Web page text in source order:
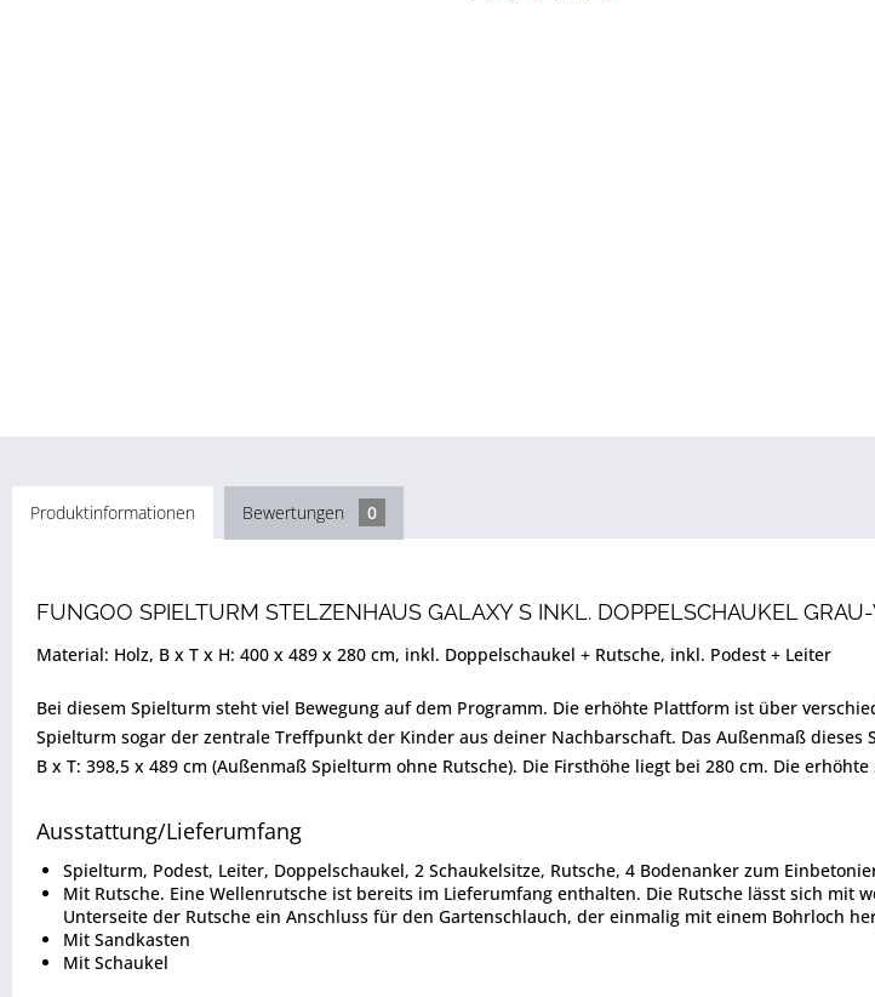
Produktinformationen Bewertungen 0
FUNGOO SPIELTURM STELZENHAUS GALAXY S INKL. DOPPELSCHAUKEL GRAU-
Material: Holz, B x T x H: 400 x 489 x 280 cm, inkl. Doppelschaukel + Rutsche, inkl. Podest + Leiter
Bei diesem Spielturm steht viel Bewegung auf dem Programm. Die erhöhte Plattform ist über
Spielturm sogar der zentrale Treffpunkt der Kinder aus deiner Nachbarschaft. Das Außenmaß
B x T: 398,5 x 489 cm (Außenmaß Spielturm ohne Rutsche). Die Firsthöhe liegt bei 280 cm. Die
Ausstattung/Lieferumfang
Spielturm, Podest, Leiter, Doppelschaukel, 2 Schaukelsitze, Rutsche, 4 Bodenanker zum
Mit Rutsche. Eine Wellenrutsche ist bereits im Lieferumfang enthalten. Die Rutsche lässt sich
Unterseite der Rutsche ein Anschluss für den Gartenschlauch, der einmalig mit einem Bohrloch
Mit Sandkasten
Mit Schaukel